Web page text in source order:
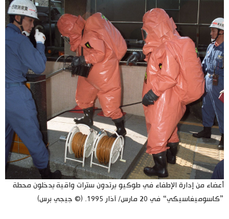
أعضاء من إدارة الإطفاء في طوكيو يرتدون سترات واقية يدخلون محطة
”كاسوميغاسيكي“ في 20 مارس/ آذار 1995. (© جيجي برس)